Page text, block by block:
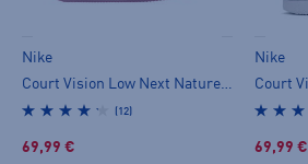
Nike
Court Vision Low Next Nature W - tennarit
(12)
69,99 €
Nike
69,99 €